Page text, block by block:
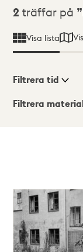
Sökresultat
2 träffar på
Visa lista
Visningsläge
Filtrera tid
Filtrera